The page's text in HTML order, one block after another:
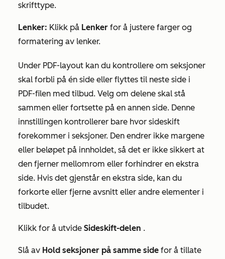
skrifttype.
Lenker: Klikk på Lenker for å justere farger og
formatering av lenker.
Under PDF-layout kan du kontrollere om seksjoner
skal forbli på én side eller flyttes til neste side i
PDF-filen med tilbud. Velg om delene skal stå
sammen eller fortsette på en annen side. Denne
innstillingen kontrollerer bare hvor sideskift
forekommer i seksjoner. Den endrer ikke margene
eller beløpet på innholdet, så det er ikke sikkert at
den fjerner mellomrom eller forhindrer en ekstra
side. Hvis det gjenstår en ekstra side, kan du
forkorte eller fjerne avsnitt eller andre elementer i
tilbudet.
Klikk for å utvide Sideskift-delen .
Slå av Hold seksjoner på samme side for å tillate